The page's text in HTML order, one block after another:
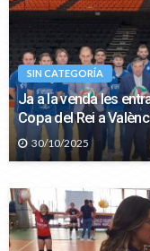
SIN CATEGORÍA
Ja a la venda les
Copa del Rei a
30/10/2025